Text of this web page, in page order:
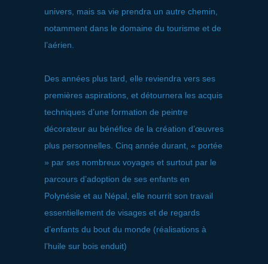
univers, mais sa vie prendra un autre chemin,
notamment dans le domaine du tourisme et de
l’aérien.
Des années plus tard, elle reviendra vers ses
premières aspirations, et détournera les acquis
techniques d’une formation de peintre
décorateur au bénéfice de la création d’œuvres
plus personnelles. Cinq année durant, « portée
» par ses nombreux voyages et surtout par le
parcours d’adoption de ses enfants en
Polynésie et au Népal, elle nourrit son travail
essentiellement de visages et de regards
d’enfants du bout du monde (réalisations à
l’huile sur bois enduit)